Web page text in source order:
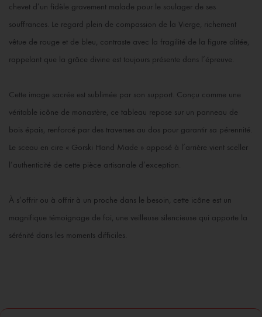
chevet d’un fidèle gravement malade pour le soulager de ses
souffrances. Le regard plein de compassion de la Vierge, richement
vêtue de rouge et de bleu, contraste avec la fragilité de la figure alitée,
rappelant que la grâce divine est toujours présente dans l’épreuve.
Cette image sacrée est sublimée par son support. Conçu comme une
véritable icône de monastère, ce tableau repose sur un panneau de
bois épais, renforcé par des traverses au dos pour garantir sa pérennité.
Le sceau en cire « Gorski Hand Made » apposé à l’arrière vient sceller
l’authenticité de cette pièce artisanale d’exception.
À s’offrir ou à offrir à un proche dans le besoin, cette icône est un
magnifique témoignage de foi, une veilleuse silencieuse qui apporte la
sérénité dans les moments difficiles.